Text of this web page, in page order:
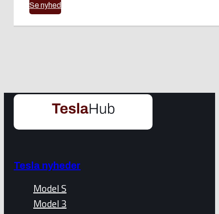
Se nyhed
Tesla nyheder
Model S
Model 3